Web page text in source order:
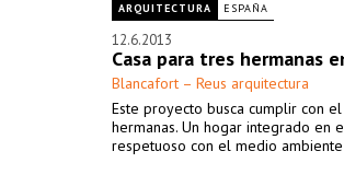
ARQUITECTURA ESPAÑA
12.6.2013
Casa para tres hermanas
Blancafort – Reus arquitectura
Este proyecto busca cumplir con
hermanas. Un hogar integrado en
respetuoso con el medio